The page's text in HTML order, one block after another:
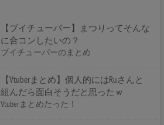
【ブイチューバー】まつりってそんな
に合コンしたいの？
ブイチューバーのまとめ
【Vtuberまとめ】個人的にはRuさんと
組んだら面白そうだと思ったｗ
Vtuberまとめたった！